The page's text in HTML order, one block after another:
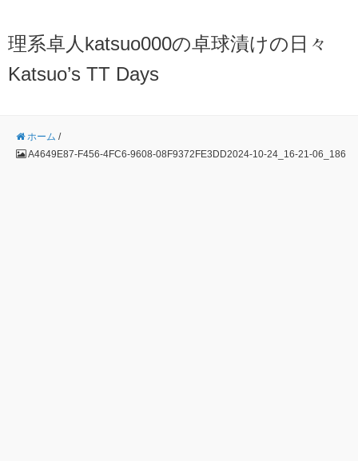
理系卓人katsuo000の卓球漬けの日々
Katsuo’s TT Days
ホーム /
A4649E87-F456-4FC6-9608-08F9372FE3DD2024-10-24_16-21-06_186